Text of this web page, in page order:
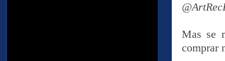
Mas se
comprar